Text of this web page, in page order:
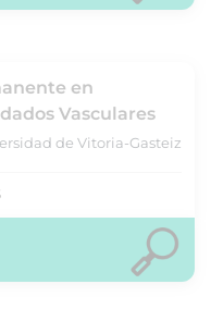
en
Vasculares
de Vitoria-Gasteiz